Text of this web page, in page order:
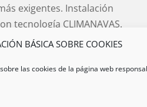
BÁSICA SOBRE COOKIES
las cookies de la página web
exigentes. Instalación
tecnología CLIMANAVAS.
COMPLETO